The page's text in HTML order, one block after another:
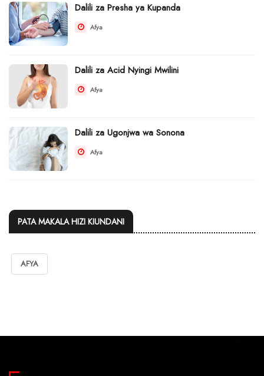
Dalili za Presha ya Kupanda
Afya
Dalili za Acid Nyingi Mwilini
Afya
Dalili za Ugonjwa wa Sonona
Afya
PATA MAKALA HIZI KIUNDANI
AFYA